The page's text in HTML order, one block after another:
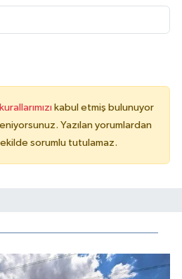
kabul etmiş bulunuyor
Yazılan yorumlardan
sorumlu tutulamaz.